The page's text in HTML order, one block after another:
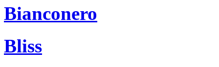
Bianconero
Bliss